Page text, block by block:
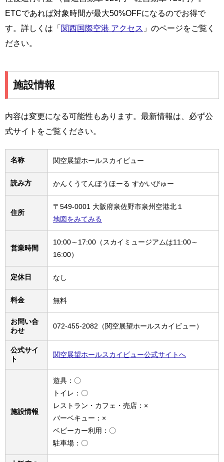
ETCであれば対象時間が最大50%OFFになるのでお得で
す。詳しくは「 関西国際空港 アクセス 」のページをご覧く
ださい。
施設情報
内容は変更になる可能性もあります。最新情報は、必ず公
式サイトをご覧ください。
名称 関空展望ホールスカイビュー
読み方 かんくうてんぼうほーる すかいびゅー
住所
〒549-0001 大阪府泉佐野市泉州空港北１
地図をみてみる
営業時間
10:00～17:00（スカイミュージアムは11:00～
16:00）
定休日 なし
料金 無料
お問い合
わせ
072-455-2082（関空展望ホールスカイビュー）
公式サイ
ト
関空展望ホールスカイビュー公式サイトへ
施設情報
遊具：〇
トイレ：〇
レストラン・カフェ・売店：×
バーベキュー：×
ベビーカー利用：〇
駐車場：〇